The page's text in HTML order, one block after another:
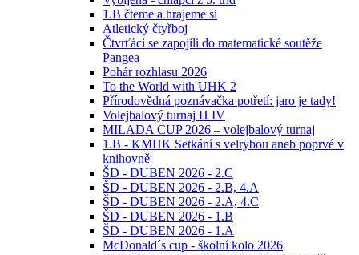
1.B čteme a hrajeme si
Atletický čtyřboj
Čtvrťáci se zapojili do matematické soutěže
Pangea
Pohár rozhlasu 2026
To the World with UHK 2
Přírodovědná poznávačka potřetí: jaro je tady!
Volejbalový turnaj H IV
MILADA CUP 2026 – volejbalový turnaj
1.B - KMHK Setkání s velrybou aneb poprvé v
knihovně
ŠD - DUBEN 2026 - 2.C
ŠD - DUBEN 2026 - 2.B, 4.A
ŠD - DUBEN 2026 - 2.A, 4.C
ŠD - DUBEN 2026 - 1.B
ŠD - DUBEN 2026 - 1.A
McDonald´s cup - školní kolo 2026